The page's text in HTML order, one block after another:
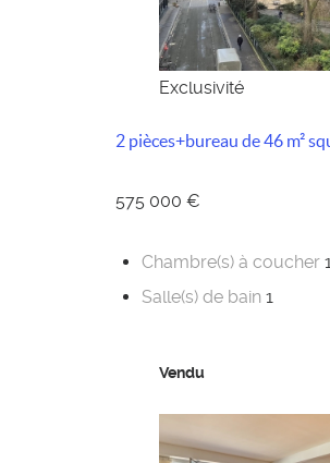
Exclusivité
2 pièces+bureau de 46 m²
575 000 €
Chambre(s) à coucher
Salle(s) de bain 1
Vendu